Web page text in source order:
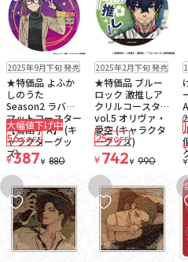
販売中残り1個
ゆうパケット
2025年9月下旬 発売
★特価品 よふか
しのうた
Season2 ラバー
マットコースター
【鶯餡子 A】 (キ
ャラクターグッ
ズ)
大幅値下げ中
56%OFF
¥387¥ 880
販売中残り1個
ゆうパケット
2025年2月下旬 発売
★特価品 ブルー
ロック 激推しア
クリルコースター
vol.5 オリヴァ・
愛空 (キャラクタ
ーグッズ)
25%OFF
¥ 742¥ 990
¥
¥
お気に入りに追加お気に入りに追加